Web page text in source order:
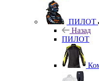
ПИЛОТ
Назад
ПИЛОТ